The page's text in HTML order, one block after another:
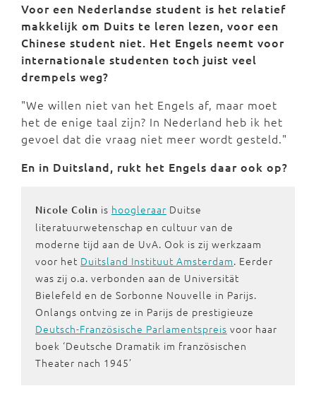
Voor een Nederlandse student is het relatief
makkelijk om Duits te leren lezen, voor een
Chinese student niet. Het Engels neemt voor
internationale studenten toch juist veel
drempels weg?
"We willen niet van het Engels af, maar moet
het de enige taal zijn? In Nederland heb ik het
gevoel dat die vraag niet meer wordt gesteld."
En in Duitsland, rukt het Engels daar ook op?
Nicole Colin is hoogleraar Duitse
literatuurwetenschap en cultuur van de
moderne tijd aan de UvA. Ook is zij werkzaam
voor het Duitsland Instituut Amsterdam. Eerder
was zij o.a. verbonden aan de Universität
Bielefeld en de Sorbonne Nouvelle in Parijs.
Onlangs ontving ze in Parijs de prestigieuze
Deutsch-Französische Parlamentspreis voor haar
boek ‘Deutsche Dramatik im französischen
Theater nach 1945’